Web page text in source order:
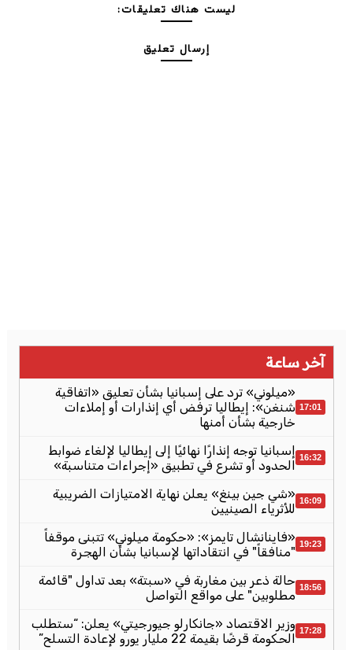
ليست هناك تعليقات:
إرسال تعليق
آخر ساعة
17:01
«ميلوني» ترد على إسبانيا بشأن تعليق «اتفاقية
شنغن»: إيطاليا ترفض أي إنذارات أو إملاءات
خارجية بشأن أمنها
16:32 إسبانيا توجه إنذارًا نهائيًا إلى إيطاليا لإلغاء ضوابط
الحدود أو تشرع في تطبيق «إجراءات متناسبة»
16:09 «شي جين بينغ» يعلن نهاية الامتيازات الضريبية
للأثرياء الصينيين
19:23 «فاينانشال تايمز»: «حكومة ميلوني» تتبنى موقفاً
"منافقاً" في انتقاداتها لإسبانيا بشأن الهجرة
18:56 حالة ذعر بين مغاربة في «سبتة» بعد تداول "قائمة
مطلوبين" على مواقع التواصل
17:28 وزير الاقتصاد «جانكارلو جيورجيتي» يعلن: “ستطلب
الحكومة قرضًا بقيمة 22 مليار يورو لإعادة التسلح”